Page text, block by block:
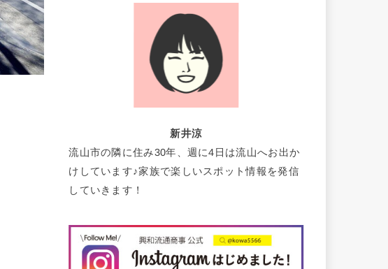
新井涼
流山市の隣に住み30年、週に4日は流山へお出か
けしています♪家族で楽しいスポット情報を発信
していきます！